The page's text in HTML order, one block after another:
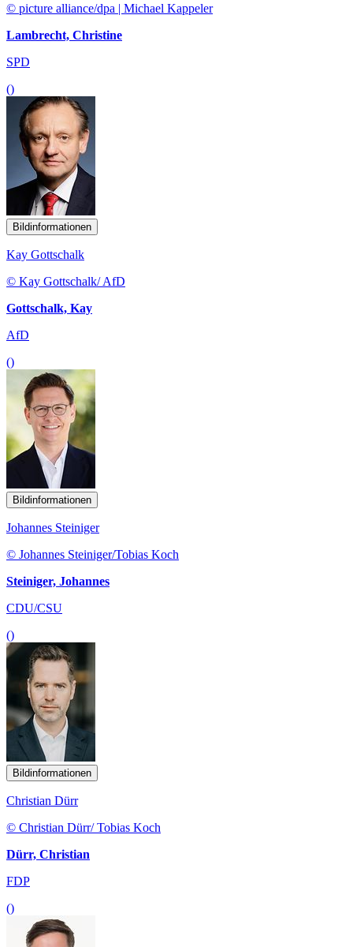
© picture alliance/dpa | Michael Kappeler
Lambrecht, Christine
SPD
()
Bildinformationen
Kay Gottschalk
© Kay Gottschalk/ AfD
Gottschalk, Kay
AfD
()
Bildinformationen
Johannes Steiniger
© Johannes Steiniger/Tobias Koch
Steiniger, Johannes
CDU/CSU
()
Bildinformationen
Christian Dürr
© Christian Dürr/ Tobias Koch
Dürr, Christian
FDP
()